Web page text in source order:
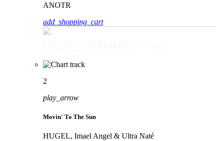
ANOTR
add_shopping_cart
2
play_arrow
Movin' To The Sun
HUGEL, Imael Angel & Ultra Naté